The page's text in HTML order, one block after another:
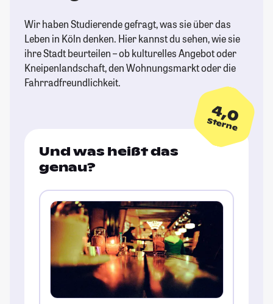
Wir haben Studierende gefragt, was sie über das
Leben in Köln denken. Hier kannst du sehen, wie sie
ihre Stadt beurteilen – ob kulturelles Angebot oder
Kneipenlandschaft, den Wohnungsmarkt oder die
Fahrradfreundlichkeit.
4,0
Sterne
Und was heißt das
genau?